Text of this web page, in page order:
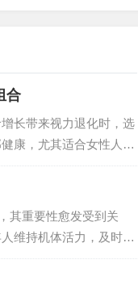
合
长带来视力退化时，选
康，尤其适合女性人群
让双眸重焕清澈明亮。
其重要性愈发受到关
维持机体活力，及时高
哪一款能快速满足身体